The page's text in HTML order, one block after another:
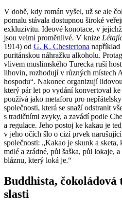
V době, kdy román vyšel, už se ale
pomalu stávala dostupnou široké
exkluzivitu. Ideové konotace, v
jsou velmi proměnlivé. V knize
1914) od G. K. Chestertona například
puritánskou náhražku alkoholu.
vlivem muslimského Turecka ruší
lihovin, rozhodují v různých místech
hospodu“. Nakonec organizují
který pár let po vydání konvertoval
používá jako metaforu pro
společnosti, která se snaží odstranit
s tradičními zvyky, a zavádí podle
a regulace. Jeho postoj ke kakau je
v jeho očích šlo o cizí prvek
společnosti: „Kakao je skunk a
mdlé a zrádné, půl šaška, půl lokaje,
bláznu, který loká je.“
Buddhista,
slasti